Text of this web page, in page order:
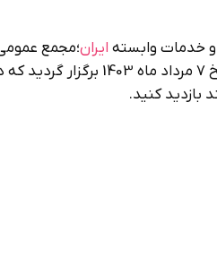
و خدمات وابسته ایران؛مجمع
کشتیرانی و خدمات وابسته ایران، در
بازدید کنید.